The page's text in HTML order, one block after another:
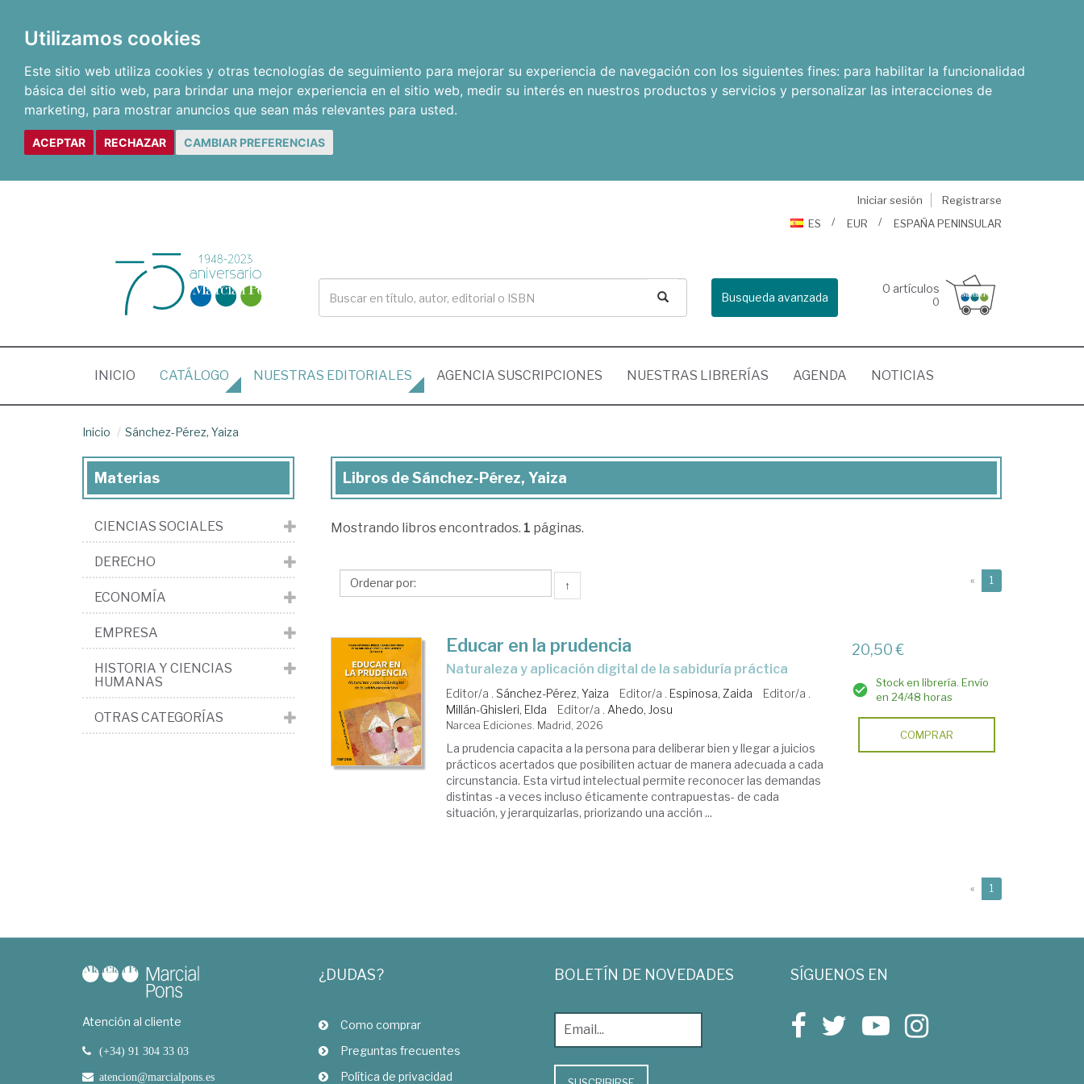
Utilizamos cookies
Este sitio web utiliza cookies y otras tecnologías de seguimiento para mejorar su experiencia de navegación con los siguientes fines: para habilitar la funcionalidad
básica del sitio web, para brindar una mejor experiencia en el sitio web, medir su interés en nuestros productos y servicios y personalizar las interacciones de
marketing, para mostrar anuncios que sean más relevantes para usted.
ACEPTAR RECHAZAR CAMBIAR PREFERENCIAS
Iniciar sesión
Registrarse
ES
EUR ESPAÑA PENINSULAR
Busqueda avanzada
0 artículos
0
INICIO (CURRENT)
CATÁLOGO NUESTRAS EDITORIALES AGENCIA SUSCRIPCIONES NUESTRAS LIBRERÍAS AGENDA NOTICIAS
Inicio Sánchez-Pérez, Yaiza
Libros
Sánchez-
Yaiza
Libros de Sánchez-Pérez, Yaiza
Mostrando libros encontrados. 1 páginas.
↑ « 1
Educar en la prudencia
Naturaleza y aplicación digital de la sabiduría práctica
Editor/a . Sánchez-Pérez, Yaiza Editor/a . Espinosa, Zaida
Editor/a .
Millán-Ghisleri, Elda
Editor/a . Ahedo, Josu
Narcea Ediciones. Madrid, 2026
La prudencia capacita a la persona para deliberar bien y llegar a juicios
prácticos acertados que posibiliten actuar de manera adecuada a cada
circunstancia. Esta virtud intelectual permite reconocer las demandas
distintas -a veces incluso éticamente contrapuestas- de cada
situación, y jerarquizarlas, priorizando una acción ...
20,50 €
Stock en librería. Envío
en 24/48 horas
COMPRAR
« 1
Materias
CIENCIAS SOCIALES
DERECHO
ECONOMÍA
EMPRESA
HISTORIA Y CIENCIAS
HUMANAS
OTRAS CATEGORÍAS
Atención al cliente
(+34) 91 304 33 03
atencion@marcialpons.es
¿DUDAS?
Como comprar
Preguntas frecuentes
Política de privacidad
BOLETÍN DE NOVEDADES SÍGUENOS EN